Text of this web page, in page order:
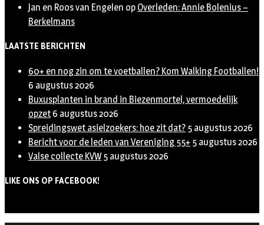
Jan en Roos van Engelen op Overleden: Annie Bolenius –
Berkelmans
LAATSTE BERICHTEN
60+ en nog zin om te voetballen? Kom Walking Footballen!
6 augustus 2026
Buxusplanten in brand in Biezenmortel, vermoedelijk
opzet 6 augustus 2026
Spreidingswet asielzoekers: hoe zit dat? 5 augustus 2026
Bericht voor de leden van Vereniging 55+ 5 augustus 2026
Valse collecte KVW 5 augustus 2026
LIKE ONS OP FACEBOOK!